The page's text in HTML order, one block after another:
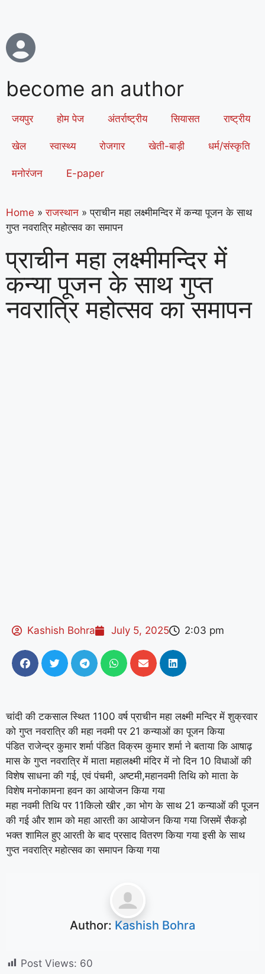
become an author
जयपुर होम पेज अंतर्राष्ट्रीय सियासत राष्ट्रीय
खेल स्वास्थ्य रोजगार खेती-बाड़ी धर्म/संस्कृति
मनोरंजन E-paper
Home » राजस्थान » प्राचीन महा लक्ष्मीमन्दिर में कन्या पूजन के साथ
गुप्त नवरात्रि महोत्सव का समापन
प्राचीन महा लक्ष्मीमन्दिर में
कन्या पूजन के साथ गुप्त
नवरात्रि महोत्सव का समापन
Kashish Bohra July 5, 2025 2:03 pm
चांदी की टकसाल स्थित 1100 वर्ष प्राचीन महा लक्ष्मी मन्दिर में शुक्रवार
को गुप्त नवरात्रि की महा नवमी पर 21 कन्याओं का पूजन किया
पंडित राजेन्द्र कुमार शर्मा पंडित विक्रम कुमार शर्मा ने बताया कि आषाढ़
मास के गुप्त नवरात्रि में माता महालक्ष्मी मंदिर में नो दिन 10 विधाओं की
विशेष साधना की गई, एवं पंचमी, अष्टमी,महानवमी तिथि को माता के
विशेष मनोकामना हवन का आयोजन किया गया
महा नवमी तिथि पर 11किलो खीर ,का भोग के साथ 21 कन्याओं की पूजन
की गई और शाम को महा आरती का आयोजन किया गया जिसमें सैकड़ो
भक्त शामिल हुए आरती के बाद प्रसाद वितरण किया गया इसी के साथ
गुप्त नवरात्रि महोत्सव का समापन किया गया
Author: Kashish Bohra
Post Views: 60